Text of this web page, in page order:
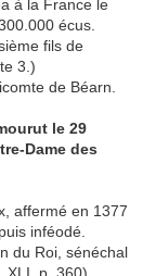
à la France le
écus.
fils de
3.)
de Béarn.
le 29
Dame des
affermé en 1377
inféodé.
du Roi, sénéchal